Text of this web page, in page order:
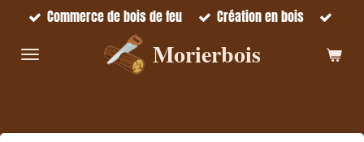
Passer
contenu
Morierbois
Commerce de bois de feu Création en bois